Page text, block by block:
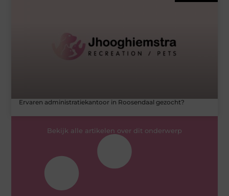
Ervaren administratiekantoor in Roosendaal gezocht?
Bekijk alle artikelen over dit onderwerp